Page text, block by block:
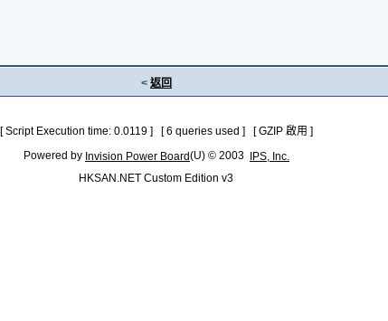
< 返回
[ Script Execution time: 0.0119 ] [ 6 queries used ] [ GZIP 啟用 ]
Powered by Invision Power Board(U) © 2003
IPS, Inc.
HKSAN.NET Custom Edition v3